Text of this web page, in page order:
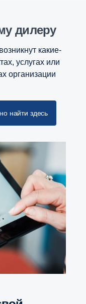
дилеру
какие-
услугах или
организации
найти здесь